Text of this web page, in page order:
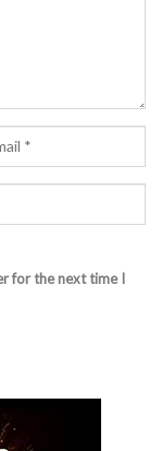
for the next time I